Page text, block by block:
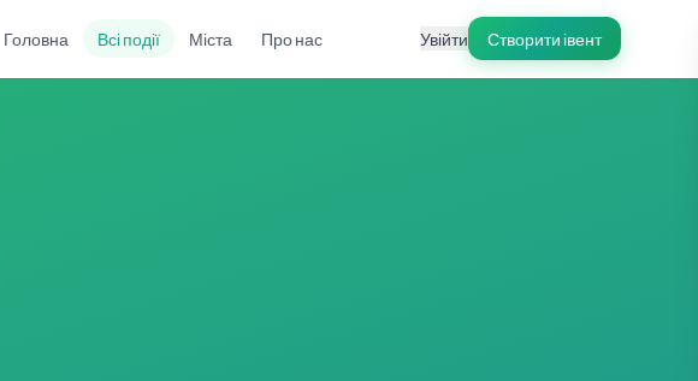
Головна Всі події Міста Про нас Увійти Створити івент